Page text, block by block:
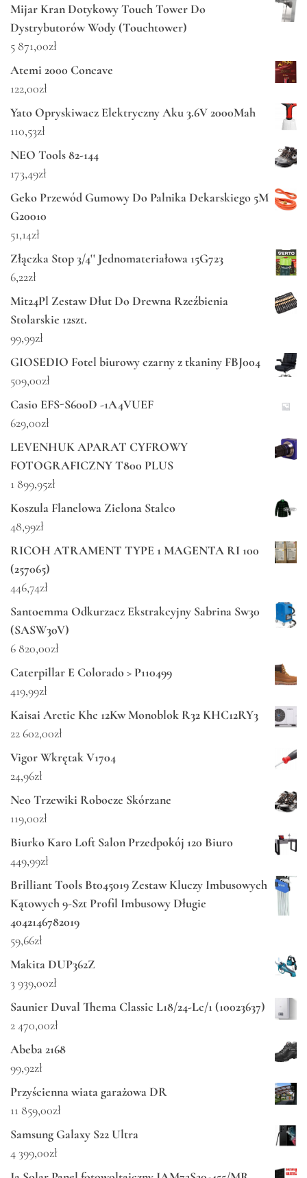
Mijar Kran Dotykowy Touch Tower Do
Dystrybutorów Wody (Touchtower)
5 871,00zł
Atemi 2000 Concave
122,00zł
Yato Opryskiwacz Elektryczny Aku 3.6V 2000Mah
110,53zł
NEO Tools 82-144
173,49zł
Geko Przewód Gumowy Do Palnika Dekarskiego 5M
G20010
51,14zł
Złączka Stop 3/4'' Jednomateriałowa 15G723
6,22zł
Mit24Pl Zestaw Dłut Do Drewna Rzeźbienia
Stolarskie 12szt.
99,99zł
GIOSEDIO Fotel biurowy czarny z tkaniny FBJ004
509,00zł
Casio EFS-S600D -1A4VUEF
629,00zł
LEVENHUK APARAT CYFROWY
FOTOGRAFICZNY T800 PLUS
1 899,95zł
Koszula Flanelowa Zielona Stalco
48,99zł
RICOH ATRAMENT TYPE 1 MAGENTA RI 100
(257065)
446,74zł
Santoemma Odkurzacz Ekstrakcyjny Sabrina Sw30
(SASW30V)
6 820,00zł
Caterpillar E Colorado > P110499
419,99zł
Kaisai Arctic Khc 12Kw Monoblok R32 KHC12RY3
22 602,00zł
Vigor Wkrętak V1704
24,96zł
Neo Trzewiki Robocze Skórzane
119,00zł
Biurko Karo Loft Salon Przedpokój 120 Biuro
449,99zł
Brilliant Tools Bt045019 Zestaw Kluczy Imbusowych
Kątowych 9-Szt Profil Imbusowy Długie
4042146782019
59,66zł
Makita DUP362Z
3 939,00zł
Saunier Duval Thema Classic L18/24-Lc/1 (10023637)
2 470,00zł
Abeba 2168
99,92zł
Przyścienna wiata garażowa DR
11 859,00zł
Samsung Galaxy S22 Ultra
4 399,00zł